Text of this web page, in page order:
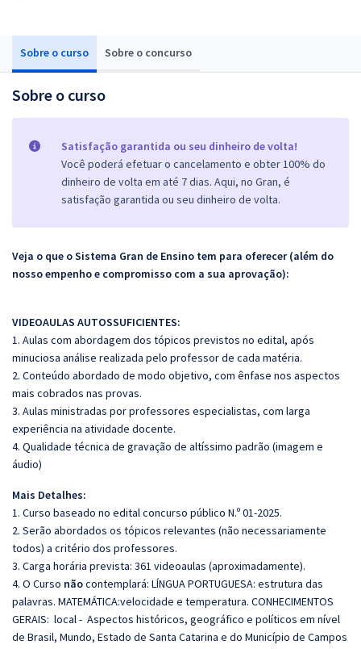
Sobre o curso Sobre o concurso
Sobre o curso
Satisfação garantida ou seu dinheiro de volta!
Você poderá efetuar o cancelamento e obter 100% do
dinheiro de volta em até 7 dias. Aqui, no Gran, é
satisfação garantida ou seu dinheiro de volta.
Veja o que o Sistema Gran de Ensino tem para oferecer (além do
nosso empenho e compromisso com a sua aprovação):
VIDEOAULAS AUTOSSUFICIENTES:
1. Aulas com abordagem dos tópicos previstos no edital, após
minuciosa análise realizada pelo professor de cada matéria.
2. Conteúdo abordado de modo objetivo, com ênfase nos aspectos
mais cobrados nas provas.
3. Aulas ministradas por professores especialistas, com larga
experiência na atividade docente.
4. Qualidade técnica de gravação de altíssimo padrão (imagem e
áudio)
Mais Detalhes:
1. Curso baseado no edital concurso público N.º 01-2025.
2. Serão abordados os tópicos relevantes (não necessariamente
todos) a critério dos professores.
3. Carga horária prevista: 361 videoaulas (aproximadamente).
4. O Curso nãocontemplará: LÍNGUA PORTUGUESA: estrutura das
palavras. MATEMÁTICA:velocidade e temperatura. CONHECIMENTOS
GERAIS: local - Aspectos históricos, geográfico e políticos em nível
de Brasil, Mundo, Estado de Santa Catarina e do Município de Campos